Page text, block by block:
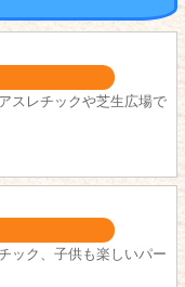
スレチックや芝生広場で
ック、子供も楽しいパー